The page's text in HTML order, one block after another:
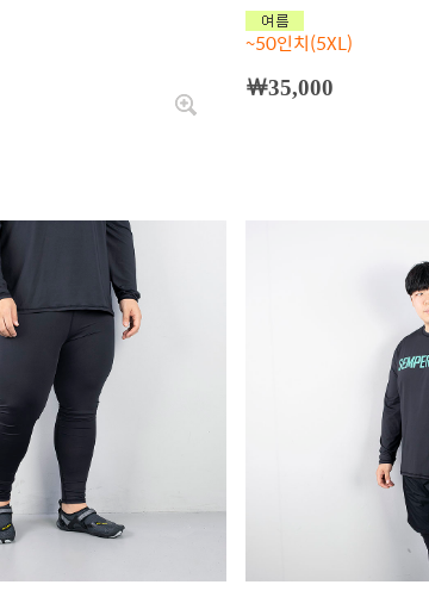
~50인치(5XL)
￦35,000